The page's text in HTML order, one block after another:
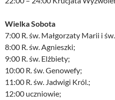
Wielka Sobota
7:00 R. św. Małgorzaty Marii i
8:00 R. św. Agnieszki;
9:00 R. św. Elżbiety;
10:00 R. św. Genowefy;
11:00 R. św. Jadwigi Król.;
12:00 uczniowie;